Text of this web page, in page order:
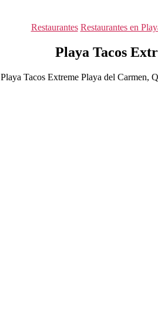
Categorías
Restaurantes Restaurantes en
Playa Tacos
Playa Tacos Extreme Playa del Carmen,